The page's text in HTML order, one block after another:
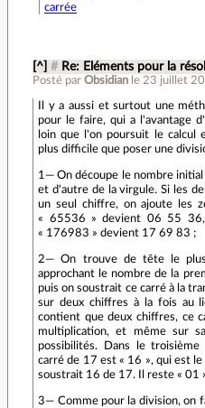
carrée
[^] # Re: Eléments pour la
Posté parObsidian le 23 juillet
Il y a aussi et surtout une
pour le faire, qui a l'avantage
loin que l'on poursuit le calcul
plus difficile que poser une
1— On découpe le nombre
et d'autre de la virgule. Si les
un seul chiffre, on ajoute les
« 65536 » devient 06 55
« 176983 » devient 17 69 83 ;
2— On trouve de tête le
approchant le nombre de la
puis on soustrait ce carré à la
sur deux chiffres à la fois au
contient que deux chiffres, ce
multiplication, et même sur
possibilités. Dans le
carré de 17 est « 16 », qui est
soustrait 16 de 17. Il reste « 01
3— Comme pour la division, on